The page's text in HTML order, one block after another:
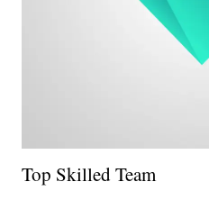
Top Skilled Team